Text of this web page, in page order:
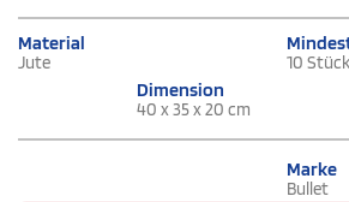
Material
Jute 10
Dimension
40 x 35 x 20 cm
Marke
Bullet